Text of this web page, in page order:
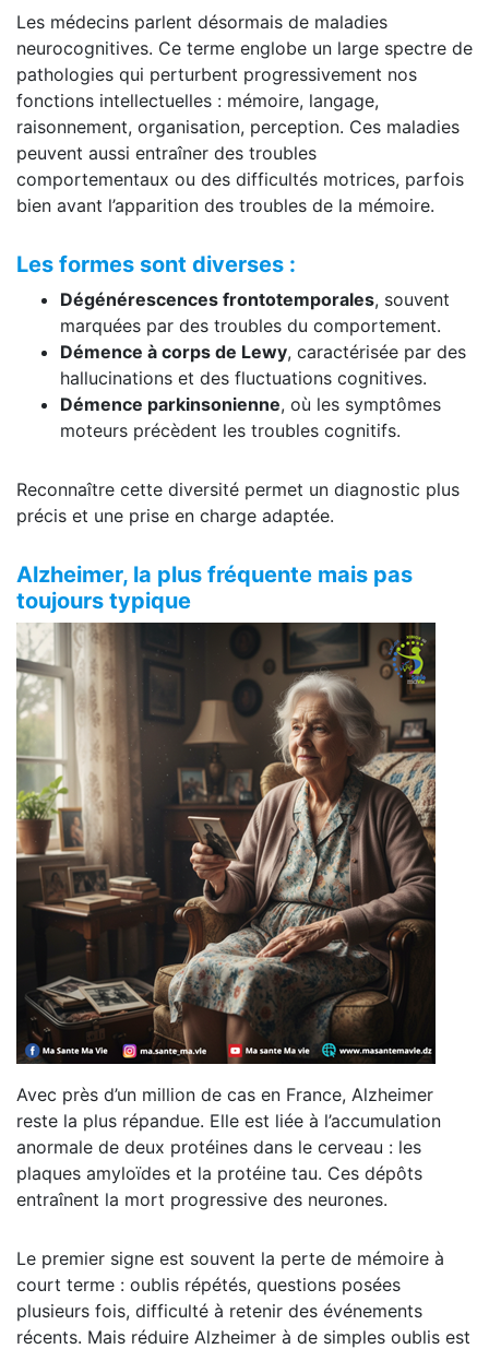
Les médecins parlent désormais de maladies
neurocognitives. Ce terme englobe un large spectre de
pathologies qui perturbent progressivement nos
fonctions intellectuelles : mémoire, langage,
raisonnement, organisation, perception. Ces maladies
peuvent aussi entraîner des troubles
comportementaux ou des difficultés motrices, parfois
bien avant l’apparition des troubles de la mémoire.
Les formes sont diverses :
Dégénérescences frontotemporales, souvent
marquées par des troubles du comportement.
Démence à corps de Lewy, caractérisée par des
hallucinations et des fluctuations cognitives.
Démence parkinsonienne, où les symptômes
moteurs précèdent les troubles cognitifs.
Reconnaître cette diversité permet un diagnostic plus
précis et une prise en charge adaptée.
Alzheimer, la plus fréquente mais pas
toujours typique
Avec près d’un million de cas en France, Alzheimer
reste la plus répandue. Elle est liée à l’accumulation
anormale de deux protéines dans le cerveau : les
plaques amyloïdes et la protéine tau. Ces dépôts
entraînent la mort progressive des neurones.
Le premier signe est souvent la perte de mémoire à
court terme : oublis répétés, questions posées
plusieurs fois, difficulté à retenir des événements
récents. Mais réduire Alzheimer à de simples oublis est